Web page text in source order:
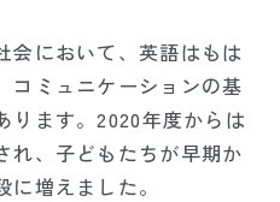
会において、英語はもは
コミュニケーションの基
ります。2020年度からは
れ、子どもたちが早期か
増えました。